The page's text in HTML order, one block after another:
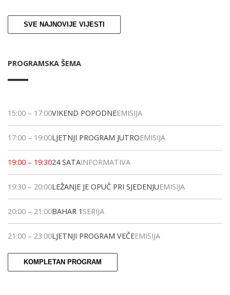
SVE NAJNOVIJE VIJESTI
PROGRAMSKA ŠEMA
15:00 – 17:00VIKEND POPODNEEMISIJA
17:00 – 19:00LJETNJI PROGRAM JUTROEMISIJA
19:00 – 19:3024 SATAINFORMATIVA
19:30 – 20:00LEŽANJE JE OPUČ PRI SJEDENJUEMISIJA
20:00 – 21:00BAHAR 1 SERIJA
21:00 – 23:00LJETNJI PROGRAM VEČEEMISIJA
KOMPLETAN PROGRAM